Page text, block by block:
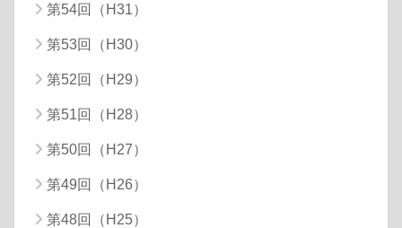
第54回（H31）
第53回（H30）
第52回（H29）
第51回（H28）
第50回（H27）
第49回（H26）
第48回（H25）